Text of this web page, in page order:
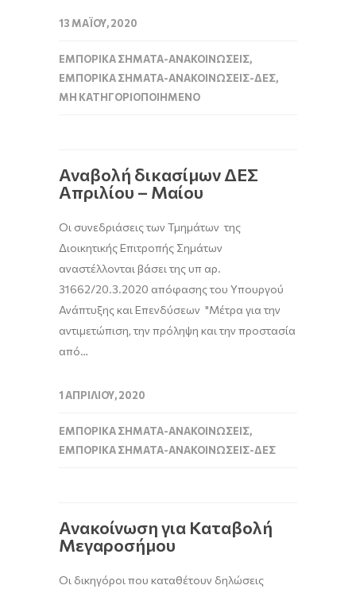
13 ΜΑΪ́ΟΥ, 2020
ΕΜΠΟΡΙΚΆ ΣΉΜΑΤΑ-ΑΝΑΚΟΙΝΏΣΕΙΣ,
ΕΜΠΟΡΙΚΆ ΣΉΜΑΤΑ-ΑΝΑΚΟΙΝΏΣΕΙΣ-ΔΕΣ,
ΜΗ ΚΑΤΗΓΟΡΙΟΠΟΙΗΜΈΝΟ
Αναβολή δικασίμων ΔΕΣ
Απριλίου – Μαίου
Οι συνεδριάσεις των Τμημάτων της
Διοικητικής Επιτροπής Σημάτων
αναστέλλονται βάσει της υπ αρ.
31662/20.3.2020 απόφασης του Υπουργού
Ανάπτυξης και Επενδύσεων "Μέτρα για την
αντιμετώπιση, την πρόληψη και την προστασία
από…
1 ΑΠΡΙΛΊΟΥ, 2020
ΕΜΠΟΡΙΚΆ ΣΉΜΑΤΑ-ΑΝΑΚΟΙΝΏΣΕΙΣ,
ΕΜΠΟΡΙΚΆ ΣΉΜΑΤΑ-ΑΝΑΚΟΙΝΏΣΕΙΣ-ΔΕΣ
Ανακοίνωση για Καταβολή
Μεγαροσήμου
Οι δικηγόροι που καταθέτουν δηλώσεις